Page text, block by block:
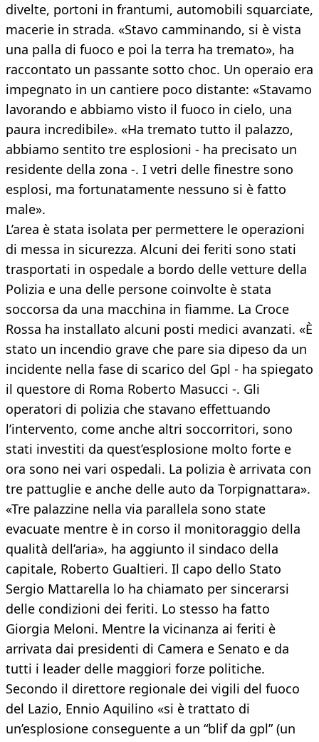
divelte, portoni in frantumi, automobili squarciate,
macerie in strada. «Stavo camminando, si è vista
una palla di fuoco e poi la terra ha tremato», ha
raccontato un passante sotto choc. Un operaio era
impegnato in un cantiere poco distante: «Stavamo
lavorando e abbiamo visto il fuoco in cielo, una
paura incredibile». «Ha tremato tutto il palazzo,
abbiamo sentito tre esplosioni - ha precisato un
residente della zona -. I vetri delle finestre sono
esplosi, ma fortunatamente nessuno si è fatto
male».
L’area è stata isolata per permettere le operazioni
di messa in sicurezza. Alcuni dei feriti sono stati
trasportati in ospedale a bordo delle vetture della
Polizia e una delle persone coinvolte è stata
soccorsa da una macchina in fiamme. La Croce
Rossa ha installato alcuni posti medici avanzati. «È
stato un incendio grave che pare sia dipeso da un
incidente nella fase di scarico del Gpl - ha spiegato
il questore di Roma Roberto Masucci -. Gli
operatori di polizia che stavano effettuando
l’intervento, come anche altri soccorritori, sono
stati investiti da quest’esplosione molto forte e
ora sono nei vari ospedali. La polizia è arrivata con
tre pattuglie e anche delle auto da Torpignattara».
«Tre palazzine nella via parallela sono state
evacuate mentre è in corso il monitoraggio della
qualità dell’aria», ha aggiunto il sindaco della
capitale, Roberto Gualtieri. Il capo dello Stato
Sergio Mattarella lo ha chiamato per sincerarsi
delle condizioni dei feriti. Lo stesso ha fatto
Giorgia Meloni. Mentre la vicinanza ai feriti è
arrivata dai presidenti di Camera e Senato e da
tutti i leader delle maggiori forze politiche.
Secondo il direttore regionale dei vigili del fuoco
del Lazio, Ennio Aquilino «si è trattato di
un’esplosione conseguente a un “blif da gpl” (un